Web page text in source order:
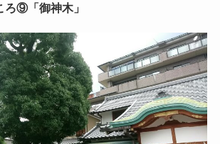
ろ⑨「御神木」